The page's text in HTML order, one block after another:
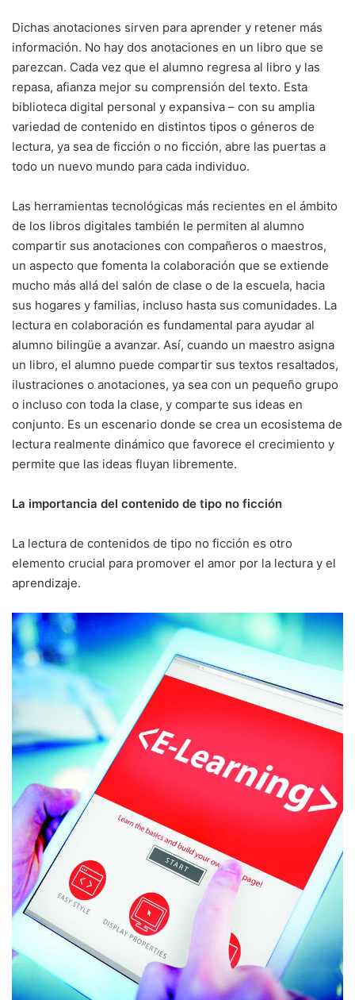
Dichas anotaciones sirven para aprender y retener más
información. No hay dos anotaciones en un libro que se
parezcan. Cada vez que el alumno regresa al libro y las
repasa, afianza mejor su comprensión del texto. Esta
biblioteca digital personal y expansiva – con su amplia
variedad de contenido en distintos tipos o géneros de
lectura, ya sea de ficción o no ficción, abre las puertas a
todo un nuevo mundo para cada individuo.
Las herramientas tecnológicas más recientes en el ámbito
de los libros digitales también le permiten al alumno
compartir sus anotaciones con compañeros o maestros,
un aspecto que fomenta la colaboración que se extiende
mucho más allá del salón de clase o de la escuela, hacia
sus hogares y familias, incluso hasta sus comunidades. La
lectura en colaboración es fundamental para ayudar al
alumno bilingüe a avanzar. Así, cuando un maestro asigna
un libro, el alumno puede compartir sus textos resaltados,
ilustraciones o anotaciones, ya sea con un pequeño grupo
o incluso con toda la clase, y comparte sus ideas en
conjunto. Es un escenario donde se crea un ecosistema de
lectura realmente dinámico que favorece el crecimiento y
permite que las ideas fluyan libremente.
La importancia del contenido de tipo no ficción
La lectura de contenidos de tipo no ficción es otro
elemento crucial para promover el amor por la lectura y el
aprendizaje.